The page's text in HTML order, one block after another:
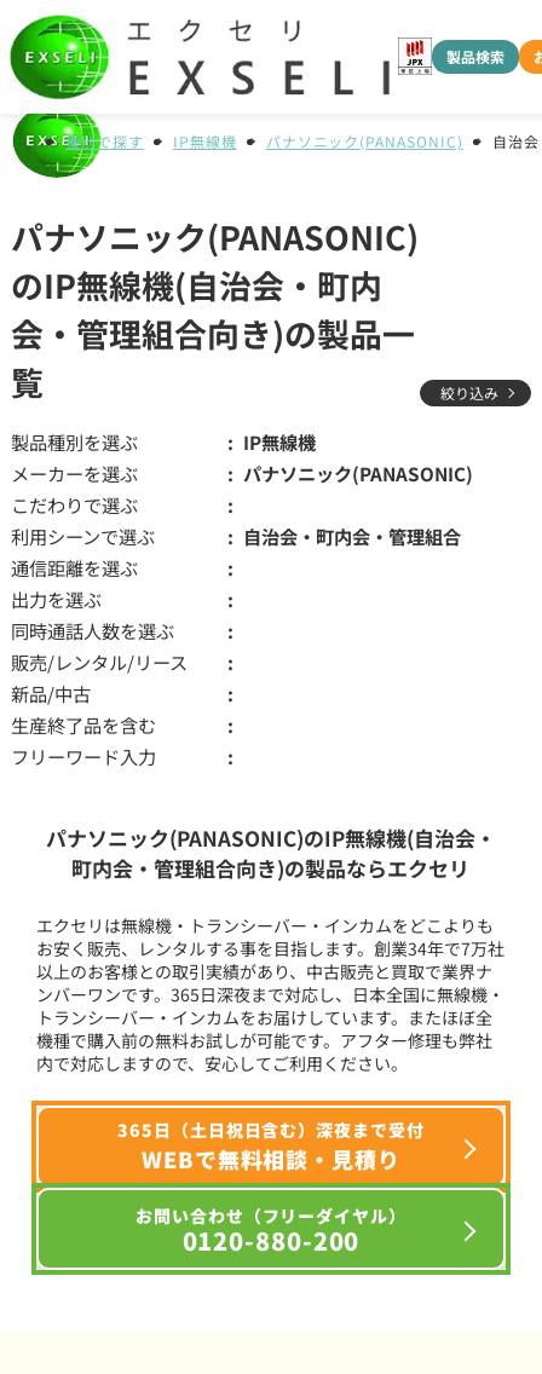
製品検索
種別で探す IP無線機 パナソニック(PANASONIC) 自治
パナソニック(PANASONIC)
のIP無線機(自治会・町内
会・管理組合向き)の製品一
覧
絞り込み
製品種別を選ぶ
IP無線機
メーカーを選ぶ
パナソニック(PANASONIC)
こだわりで選ぶ
利用シーンで選ぶ
自治会・町内会・管理組合
通信距離を選ぶ
出力を選ぶ
同時通話人数を選ぶ
販売/レンタル/リース
新品/中古
生産終了品を含む
フリーワード入力
パナソニック(PANASONIC)のIP無線機(自治会・
町内会・管理組合向き)の製品ならエクセリ
エクセリは無線機・トランシーバー・インカムをどこよりも
お安く販売、レンタルする事を目指します。創業34年で7万社
以上のお客様との取引実績があり、中古販売と買取で業界ナ
ンバーワンです。365日深夜まで対応し、日本全国に無線機・
トランシーバー・インカムをお届けしています。またほぼ全
機種で購入前の無料お試しが可能です。アフター修理も弊社
内で対応しますので、安心してご利用ください。
365日（土日祝日含む）深夜まで受付
WEBで無料相談・見積り
お問い合わせ（フリーダイヤル）
0120-880-200